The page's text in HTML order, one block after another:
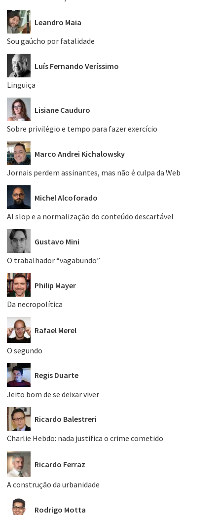
Leandro Maia
Sou gaúcho por fatalidade
Luís Fernando Veríssimo
Linguiça
Lisiane Cauduro
Sobre privilégio e tempo para fazer exercício
Marco Andrei Kichalowsky
Jornais perdem assinantes, mas não é culpa da Web
Michel Alcoforado
AI slop e a normalização do conteúdo descartável
Gustavo Mini
O trabalhador “vagabundo”
Philip Mayer
Da necropolítica
Rafael Merel
O segundo
Regis Duarte
Jeito bom de se deixar viver
Ricardo Balestreri
Charlie Hebdo: nada justifica o crime cometido
Ricardo Ferraz
A construção da urbanidade
Rodrigo Motta